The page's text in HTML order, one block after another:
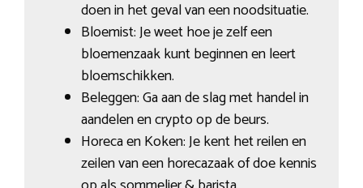
doen in het geval van een noodsituatie.
Bloemist: Je weet hoe je zelf een
bloemenzaak kunt beginnen en leert
bloemschikken.
Beleggen: Ga aan de slag met handel in
aandelen en crypto op de beurs.
Horeca en Koken: Je kent het reilen en
zeilen van een horecazaak of doe kennis